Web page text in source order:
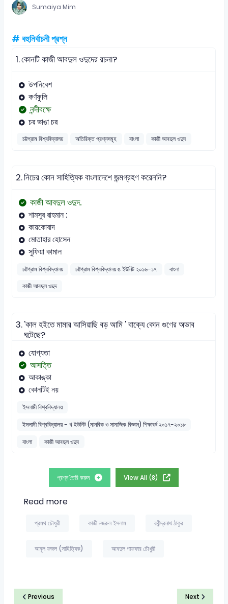
Sumaiya Mim
# বহুনির্বাচনী প্রশ্ন
1.কোনটি কাজী আবদুল ওদুদের রচনা?
উপনিবেশ
কর্ণফুলি
নন্দীবক্ষে
চর ভাঙা চর
চট্টগ্রাম বিশ্ববিদ্যালয় অতিরিক্ত প্রশ্নসমূহ বাংলা কাজী আবদুল ওদুদ
2.নিচের কোন সাহিত্যিক বাংলাদেশে জন্মগ্রহণ করেননি?
কাজী আবদুল ওদুদ.
শামসুর রাহমান :
কায়কোবাদ
মোতাহার হোসেন
সুফিয়া কামাল
চট্টগ্রাম বিশ্ববিদ্যালয় চট্টগ্রাম বিশ্ববিদ্যালয় ঙ ইউনিট ২০১৬-১৭
বাংলা
কাজী আবদুল ওদুদ
3.'কাল হইতে মামার আসিয়াছি বড় আমি ' বাক্যে কোন গুণের অভাব
ঘটেছে?
যোগ্যতা
আসত্তি
আকাঙ্কা
কোনটিই নয়
ইসলামী বিশ্ববিদ্যালয়
ইসলামী বিশ্ববিদ্যালয় - খ ইউনিট (মানবিক ও সামাজিক বিজ্ঞান) শিক্ষাবর্ষ ২০১৭-২০১৮
বাংলা
কাজী আবদুল ওদুদ
প্রশ্ন তৈরি করুন View All (8)
Read more
প্রমথ চৌধুরী কাজী নজরুল ইসলাম রবীন্দ্রনাথ ঠাকুর
আবুল ফজল (সাহিত্যিক) আবদুল গাফফার চৌধুরী
Previous Next